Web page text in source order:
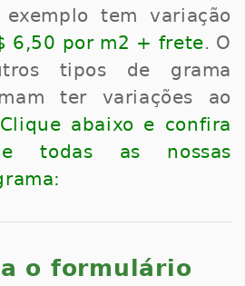
exemplo tem variação
6,50 por m2 + frete. O
tipos de grama
ter variações ao
Clique abaixo e confira
todas as nossas
o formulário